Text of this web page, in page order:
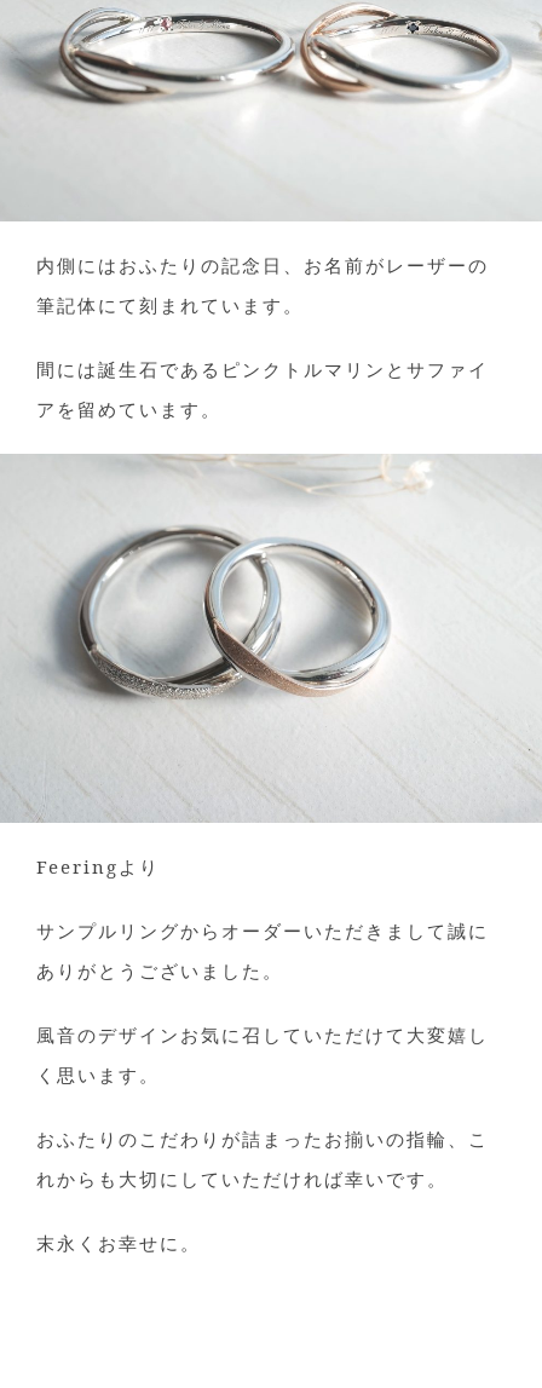
内側にはおふたりの記念日、お名前がレーザーの
筆記体にて刻まれています。
間には誕生石であるピンクトルマリンとサファイ
アを留めています。
Feeringより
サンプルリングからオーダーいただきまして誠に
ありがとうございました。
風音のデザインお気に召していただけて大変嬉し
く思います。
おふたりのこだわりが詰まったお揃いの指輪、こ
れからも大切にしていただければ幸いです。
末永くお幸せに。